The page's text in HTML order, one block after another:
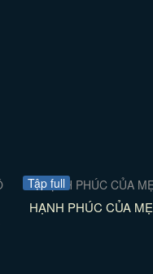
Tập full
HẠNH PHÚC CỦA MẸ